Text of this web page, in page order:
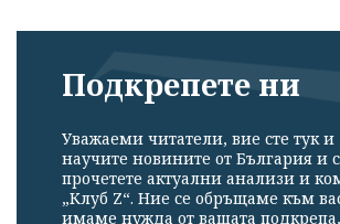
Подкрепете ни
Уважаеми читатели, вие сте тук и
научите новините от България и
прочетете актуални анализи и
„Клуб Z“. Ние се обръщаме към
имаме нужда от вашата